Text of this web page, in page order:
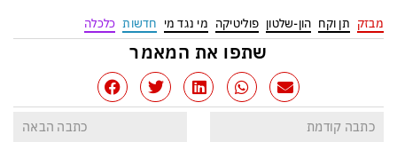
מבזק תן וקח הון-שלטון פוליטיקה מי נגד מי חדשות כלכלה
שתפו את המאמר
כתבה קודמת כתבה הבאה